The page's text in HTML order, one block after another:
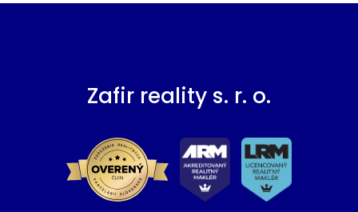
Zafir reality s. r. o.